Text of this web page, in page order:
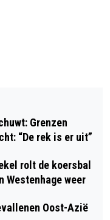
CUBA ZET
ERNSTIG
Grenzen
“De rek is er uit”
rolt de koersbal
Westenhage weer
Oost-Azië